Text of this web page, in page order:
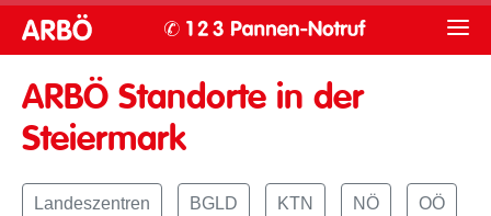
ARBÖ Standorte in der
Steiermark
Landeszentren BGLD KTN NÖ OÖ